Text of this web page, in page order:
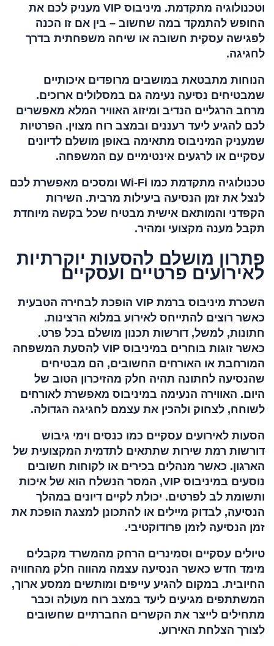
וטכנולוגיה מתקדמת. מיניבוס VIP מעניק לכם את
החופש להתמקד במה שחשוב – בין אם זו הכנה
לפגישה עסקית חשובה או שיחה משפחתית בדרך
לחגיגה.
הנוחות מתבטאת במושבים מרופדים איכותיים
שמבטיחים נסיעה נעימה גם במסלולים ארוכים.
מרחב הרגליים הנדיב ומיזוג האוויר המלא מאפשרים
לכם להגיע ליעד רעננים ובמצב רוח מצוין. הפרטיות
שמעניק המיניבוס מתאימה באופן מושלם לדיונים
עסקיים או לרגעים אינטימיים עם המשפחה.
טכנולוגיה מתקדמת כמו Wi-Fi ומסכים מאפשרת לכם
לנצל את זמן הנסיעה ביעילות מרבית. השירות
הקפדני והמותאם אישית מבטיח שכל בקשה מיוחדת
תקבל מענה מקצועי ומהיר.
פתרון מושלם להסעות יוקרתיות
לאירועים פרטיים ועסקיים
השכרת מיניבוס ברמת VIP הופכת לבחירה הטבעית
כאשר רוצים להתייחס לאירוע במלוא הרצינות.
חתונות, למשל, דורשות תכנון מושלם בכל פרט.
כאשר זוגות בוחרים במיניבוס VIP להסעת המשפחה
המורחבת או האורחים החשובים, הם מבטיחים
שהנסיעה לחתונה תהיה חלק מהזיכרון הטוב של
היום. האווירה הנעימה במיניבוס מאפשרת לאורחים
לשוחח, לצחוק ולהכין את עצמם לחגיגה הגדולה.
הסעות לאירועים עסקיים כמו כנסים וימי גיבוש
דורשות רמת שירות שתתאים לתדמית המקצועית של
הארגון. כאשר מנהלים בכירים או לקוחות חשובים
נוסעים במיניבוס VIP, המסר הנשלח הוא של איכות
ותשומת לב לפרטים. יכולת לקיים דיונים במהלך
הנסיעה, לבדוק מיילים או להתכונן למצגת הופכת את
זמן הנסיעה לזמן פרודוקטיבי.
טיולים עסקיים וסמינרים הרחק מהמשרד מקבלים
מימד חדש כאשר הנסיעה עצמה מהווה חלק מהחוויה
החיובית. במקום להגיע עייפים ומותשים ממסע ארוך,
המשתתפים מגיעים ליעד במצב רוח מעולה וכבר
מתחילים לייצר את הקשרים החברתיים שחשובים
לצורך הצלחת האירוע.